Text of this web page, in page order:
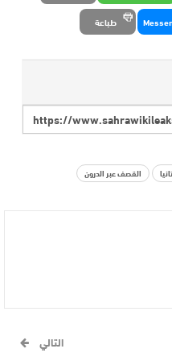
طباعة
القصف عبر الدرون
التالي